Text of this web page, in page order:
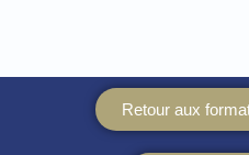
Retour aux